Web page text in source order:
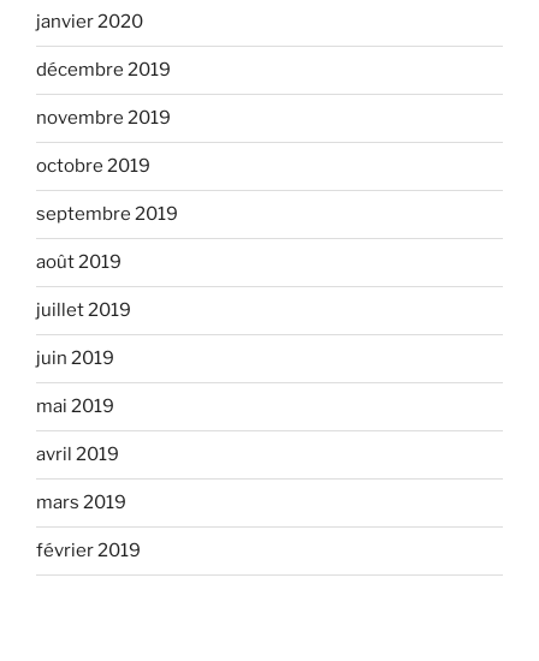
janvier 2020
décembre 2019
novembre 2019
octobre 2019
septembre 2019
août 2019
juillet 2019
juin 2019
mai 2019
avril 2019
mars 2019
février 2019